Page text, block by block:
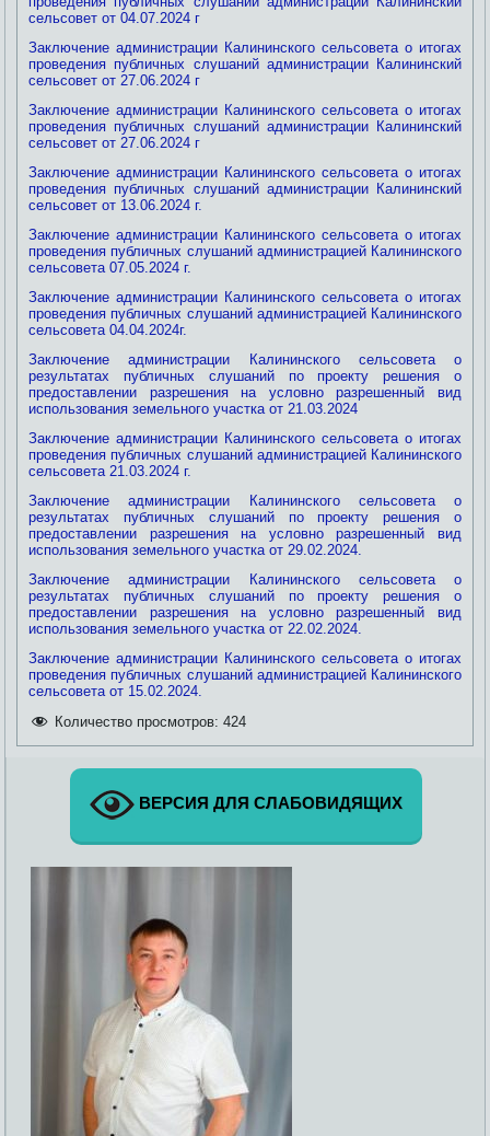
сельсовет от 04.07.2024 г
Заключение администрации Калининского сельсовета о итогах
проведения публичных слушаний администрации Калининский
сельсовет от 27.06.2024 г
Заключение администрации Калининского сельсовета о итогах
проведения публичных слушаний администрации Калининский
сельсовет от 27.06.2024 г
Заключение администрации Калининского сельсовета о итогах
проведения публичных слушаний администрации Калининский
сельсовет от 13.06.2024 г.
Заключение администрации Калининского сельсовета о итогах
проведения публичных слушаний администрацией Калининского
сельсовета 07.05.2024 г.
Заключение администрации Калининского сельсовета о итогах
проведения публичных слушаний администрацией Калининского
сельсовета 04.04.2024г.
Заключение администрации Калининского сельсовета о
результатах публичных слушаний по проекту решения о
предоставлении разрешения на условно разрешенный вид
использования земельного участка от 21.03.2024
Заключение администрации Калининского сельсовета о итогах
проведения публичных слушаний администрацией Калининского
сельсовета 21.03.2024 г.
Заключение администрации Калининского сельсовета о
результатах публичных слушаний по проекту решения о
предоставлении разрешения на условно разрешенный вид
использования земельного участка от 29.02.2024.
Заключение администрации Калининского сельсовета о
результатах публичных слушаний по проекту решения о
предоставлении разрешения на условно разрешенный вид
использования земельного участка от 22.02.2024.
Заключение администрации Калининского сельсовета о итогах
проведения публичных слушаний администрацией Калининского
сельсовета от 15.02.2024.
Количество просмотров: 424
ВЕРСИЯ ДЛЯ СЛАБОВИДЯЩИХ